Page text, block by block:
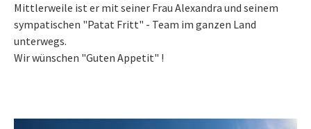
Mittlerweile ist er mit seiner Frau Alexandra und seinem
sympatischen "Patat Fritt" - Team im ganzen Land
unterwegs.
Wir wünschen "Guten Appetit" !